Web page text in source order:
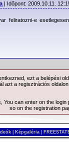
| Időpont: 2009.10.11.
feliratozni-e
ezt a belépési
azt a regisztrációs
You can enter on the login
so on the registration
Képgaléria